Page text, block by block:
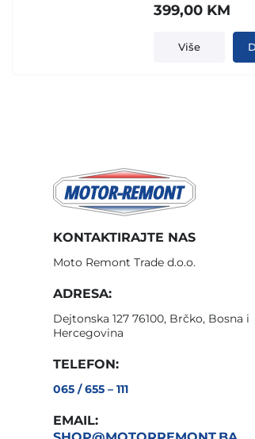
399,00 KM
Više
KONTAKTIRAJTE NAS
Moto Remont Trade d.o.o.
ADRESA:
Dejtonska 127 76100, Brčko, Bosna i
Hercegovina
TELEFON:
065 / 655 – 111
EMAIL: